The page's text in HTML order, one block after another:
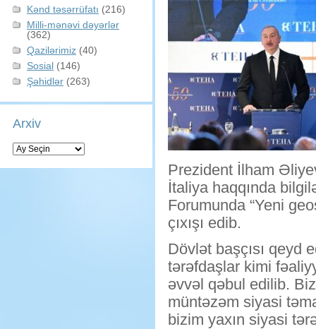
Kənd təsərrüfatı (216)
Milli-mənəvi dəyərlər
(362)
Qazilərimiz (40)
Sosial (146)
Şəhidlər (263)
Arxiv
Arxiv
Prezident İlham
İtaliya haqqında
Forumunda “Yeni
çıxışı edib.
Dövlət başçısı qeyd
tərəfdaşlar kimi
əvvəl qəbul edilib.
müntəzəm siyasi
bizim yaxın siyasi